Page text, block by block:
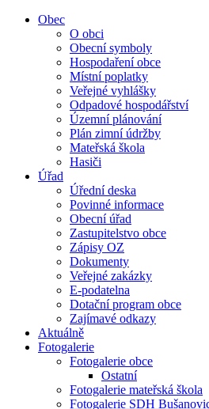
Obec
O obci
Obecní symboly
Hospodaření obce
Místní poplatky
Veřejné vyhlášky
Odpadové hospodářství
Územní plánování
Plán zimní údržby
Mateřská škola
Hasiči
Úřad
Úřední deska
Povinné informace
Obecní úřad
Zastupitelstvo obce
Zápisy OZ
Dokumenty
Veřejné zakázky
E-podatelna
Dotační program obce
Zajímavé odkazy
Aktuálně
Fotogalerie
Fotogalerie obce
Ostatní
Fotogalerie mateřská škola
Fotogalerie SDH